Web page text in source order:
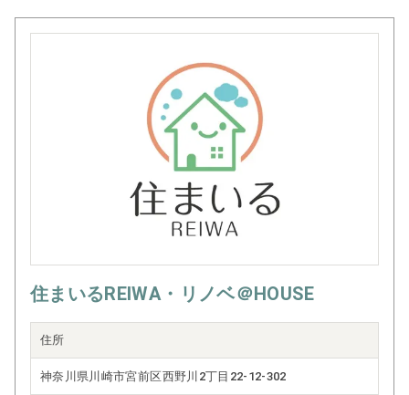
住まいるREIWA・リノベ＠HOUSE
住所
神奈川県川崎市宮前区西野川2丁目22-12-302